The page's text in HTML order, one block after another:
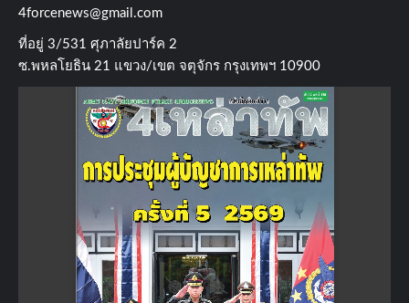
4forcenews@gmail.com
ที่อยู่​ 3/531​ ศุภาลัยปาร์ค​ 2
ซ.พหลโยธิน​ 21​ แขวง/เขต​ จตุจักร​ กรุงเทพฯ 10900